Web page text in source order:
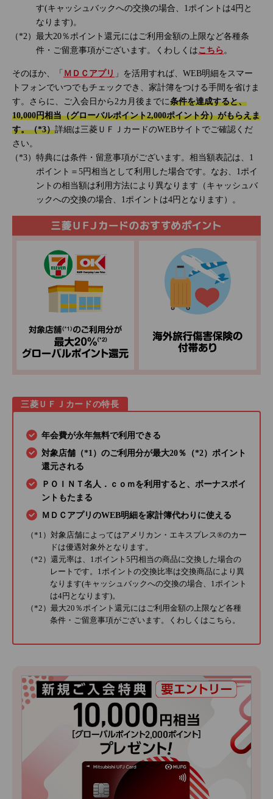
す(キャッシュバックへの交換の場合、1ポイントは4円と
なります)。
最大20％ポイント還元にはご利用金額の上限など各種条
件・ご留意事項がございます。くわしくはこちら。
そのほか、「 ＭＤＣアプリ 」を活用すれば、WEB明細をスマー
トフォンでいつでもチェックでき、家計簿をつける手間を省けま
す。さらに、ご入会日から2カ月後までに条件を達成すると、
10,000円相当（グローバルポイント2,000ポイント分）がもらえま
す。（*3）詳細は三菱ＵＦＪカードのWEBサイトでご確認くだ
さい。
特典には条件・留意事項がございます。相当額表記は、1
ポイント＝5円相当として利用した場合です。なお、1ポイ
ントの相当額は利用方法により異なります（キャッシュバ
ックへの交換の場合、1ポイントは4円となります）。
三菱ＵＦＪカードの特長
年会費が永年無料で利用できる
対象店舗（*1）のご利用分が最大20％（*2）ポイント
還元される
ＰＯＩＮＴ名人．ｃｏｍを利用すると、ボーナスポイ
ントもたまる
ＭＤＣアプリのWEB明細を家計簿代わりに使える
（*1）対象店舗によってはアメリカン・エキスプレス®のカー
ドは優遇対象外となります。
（*2）還元率は、1ポイント5円相当の商品に交換した場合の
レートです。1ポイントの交換比率は交換商品により異
なります(キャッシュバックへの交換の場合、1ポイント
は4円となります)。
（*2）最大20％ポイント還元にはご利用金額の上限など各種
条件・ご留意事項がございます。くわしくはこちら 。